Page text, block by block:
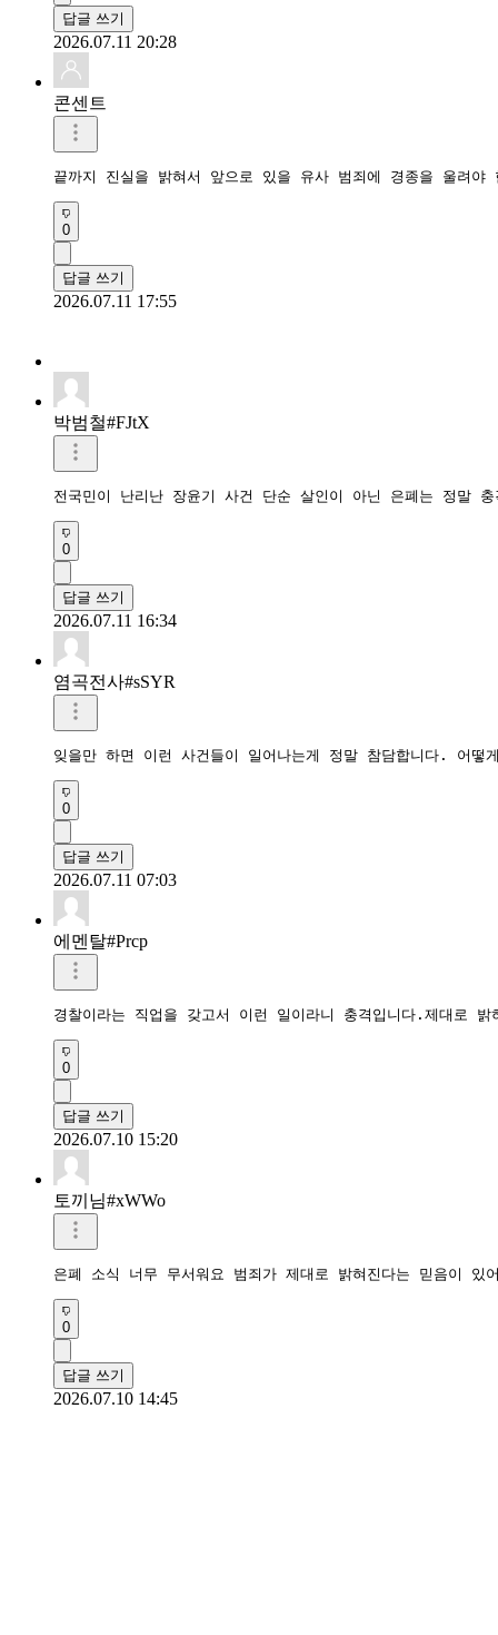
답글 쓰기
2026.07.11 20:28
콘센트
끝까지 진실을 밝혀서 앞으로 있을 유사 범죄에 경종을 울려야
0
답글 쓰기
2026.07.11 17:55
박범철#FJtX
전국민이 난리난 장윤기 사건 단순 살인이 아닌 은폐는 정말 충
0
답글 쓰기
2026.07.11 16:34
염곡전사#sSYR
잊을만 하면 이런 사건들이 일어나는게 정말 참담합니다. 어떻
0
답글 쓰기
2026.07.11 07:03
에멘탈#Prcp
경찰이라는 직업을 갖고서 이런 일이라니 충격입니다.제대로 밝
0
답글 쓰기
2026.07.10 15:20
토끼님#xWWo
은폐 소식 너무 무서워요 범죄가 제대로 밝혀진다는 믿음이 있
0
답글 쓰기
2026.07.10 14:45